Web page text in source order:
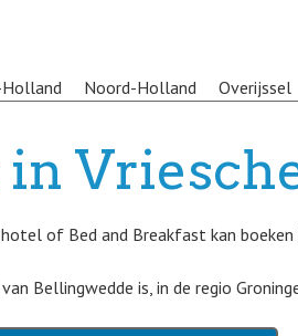
Noord-Holland Overijssel
in
of Bed and Breakfast kan boeken
Bellingwedde is, in de regio